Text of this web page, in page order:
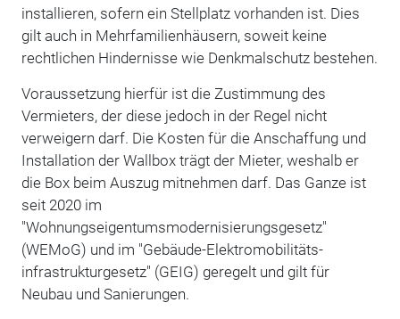
installieren, sofern ein Stellplatz vorhanden ist. Dies
gilt auch in Mehrfamilienhäusern, soweit keine
rechtlichen Hindernisse wie Denkmalschutz bestehen.
Voraussetzung hierfür ist die Zustimmung des
Vermieters, der diese jedoch in der Regel nicht
verweigern darf. Die Kosten für die Anschaffung und
Installation der Wallbox trägt der Mieter, weshalb er
die Box beim Auszug mitnehmen darf. Das Ganze ist
seit 2020 im
"Wohnungseigentumsmodernisierungsgesetz"
(WEMoG) und im "Gebäude-Elektromobilitäts-
infrastrukturgesetz" (GEIG) geregelt und gilt für
Neubau und Sanierungen.